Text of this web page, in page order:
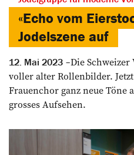
«Echo vom
Jodelszene auf
12. Mai 2023
Die
voller alter Rollenbilder.
Frauenchor ganz neue
grosses Aufsehen.